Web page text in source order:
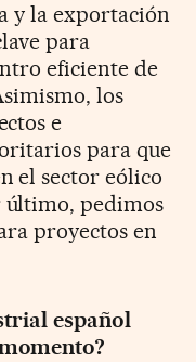
y la exportación
para
eficiente de
los
e
para que
el sector eólico
último, pedimos
proyectos en
español